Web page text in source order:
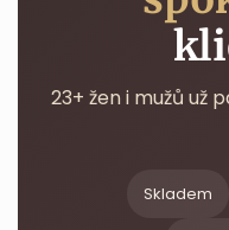
23+ žen i mužů už
Skladem